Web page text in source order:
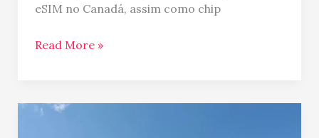
eSIM no Canadá, assim como chip
Read More »
Ensino